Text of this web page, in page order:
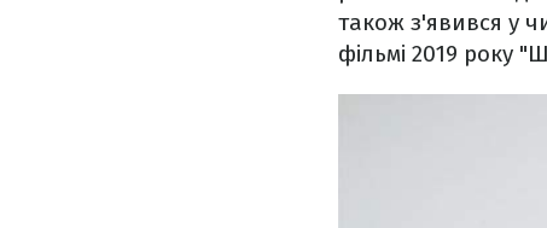
також з'явився у
фільмі 2019 року